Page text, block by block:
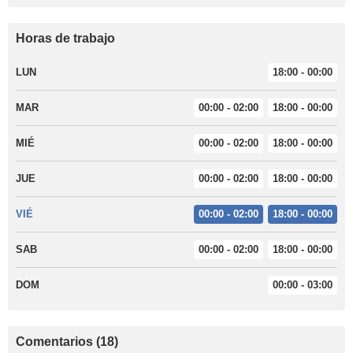
Horas de trabajo
LUN 18:00 - 00:00
MAR 00:00 - 02:00 18:00 - 00:00
MIÉ 00:00 - 02:00 18:00 - 00:00
JUE 00:00 - 02:00 18:00 - 00:00
VIÉ 00:00 - 02:00 18:00 - 00:00
SAB 00:00 - 02:00 18:00 - 00:00
DOM 00:00 - 03:00
Comentarios (18)